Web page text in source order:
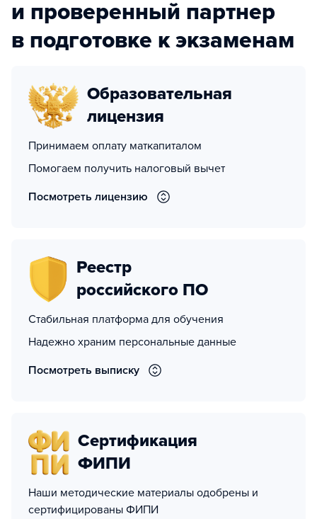
и проверенный партнер
в подготовке к экзаменам
Образовательная
лицензия
Принимаем оплату маткапиталом
Помогаем получить налоговый вычет
Посмотреть лицензию
Реестр
российского ПО
Стабильная платформа для обучения
Надежно храним персональные данные
Посмотреть выписку
Сертификация
ФИПИ
Наши методические материалы одобрены и
сертифицированы ФИПИ